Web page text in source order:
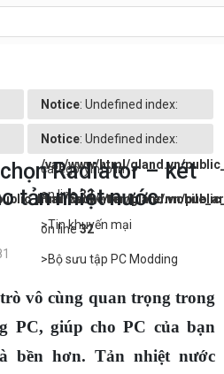
Notice: Undefined index:
categoryInfo in
/var/www/html/gland.vn/
on line32
>Tin khuyến mại
cache/template/
Notice: Undefined index:
categoryInfo in
/var/www/html/gland.vn/
on line32
>Bộ sưu tập PC Modding
Radiator – két
tản nhiệt nước
vô cùng quan trọng trong
PC, giúp cho PC của bạn
bền hơn. Tản nhiệt nước